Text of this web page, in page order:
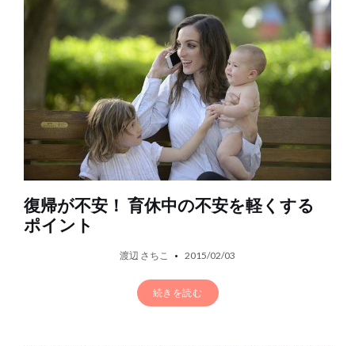
復帰が不安！ 育休中の不安を軽くする
ポイント
渡辺 さちこ 2015/02/03
続きを読む